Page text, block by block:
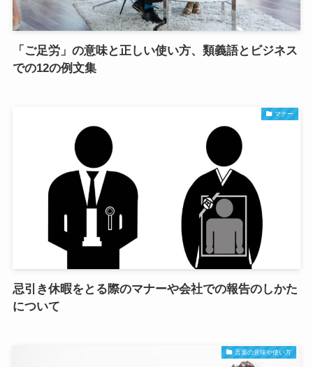
「ご足労」の意味と正しい使い方、類義語とビジネス
での12の例文集
マナー
忌引き休暇をとる際のマナーや会社での報告のしかた
について
言葉の意味や使い方